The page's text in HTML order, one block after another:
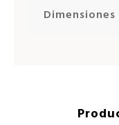
Dimensiones